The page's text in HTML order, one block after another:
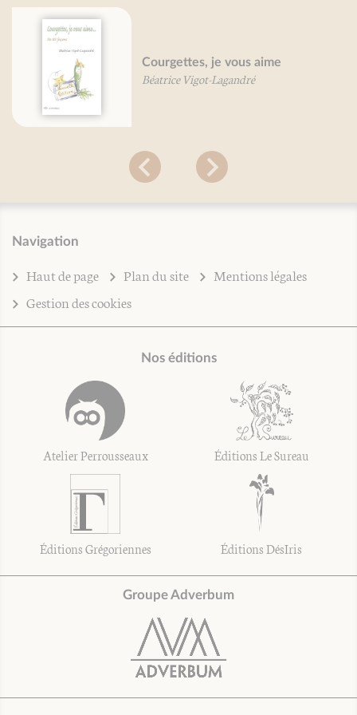
Courgettes, je vous aime
Béatrice Vigot-Lagandré
Navigation
Haut de page Plan du site
Mentions légales
Gestion des cookies
Nos éditions
Atelier Perrousseaux Éditions Le Sureau
Éditions Grégoriennes Éditions DésIris
Groupe Adverbum